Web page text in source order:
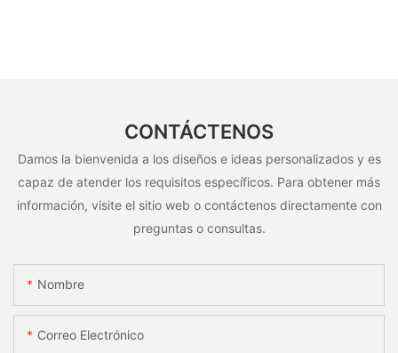
CONTÁCTENOS
Damos la bienvenida a los diseños e ideas personalizados y es
capaz de atender los requisitos específicos. Para obtener más
información, visite el sitio web o contáctenos directamente con
preguntas o consultas.
Nombre
Correo Electrónico